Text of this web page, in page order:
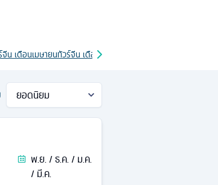
จีน เดือนเมษายนทัวร์จีน เดือนมิถุนายน
พ.ย. / ธ.ค. / ม.ค.
/ มี.ค.